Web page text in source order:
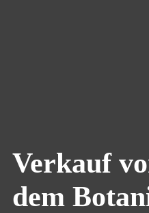
Verkauf
dem